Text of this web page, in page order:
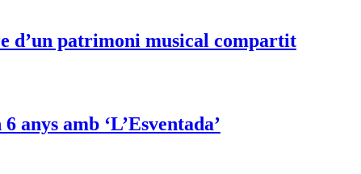
d’un patrimoni musical compartit
anys amb ‘L’Esventada’